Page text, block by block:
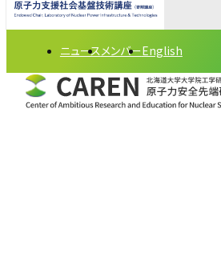
ニュース メンバーEnglish